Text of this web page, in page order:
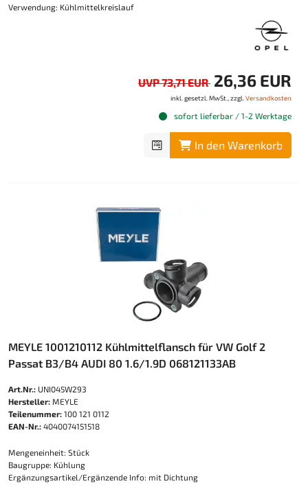
Verwendung: Kühlmittelkreislauf
UVP 73,71 EUR 26,36 EUR
inkl. gesetzl. MwSt., zzgl. Versandkosten
sofort lieferbar / 1-2 Werktage
In den Warenkorb
MEYLE 1001210112 Kühlmittelflansch für VW Golf 2
Passat B3/B4 AUDI 80 1.6/1.9D 068121133AB
Art.Nr.: UNI045W293
Hersteller: MEYLE
Teilenummer: 100 121 0112
EAN-Nr.: 4040074151518
Mengeneinheit: Stück
Baugruppe: Kühlung
Ergänzungsartikel/Ergänzende Info: mit Dichtung